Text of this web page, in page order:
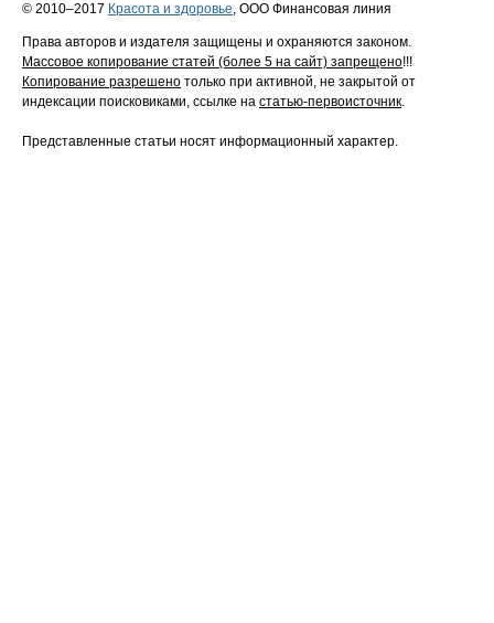
© 2010–2017 Красота и здоровье, ООО Финансовая линия
Права авторов и издателя защищены и охраняются законом.
Массовое копирование статей (более 5 на сайт) запрещено!!!
Копирование разрешено только при активной, не закрытой от
индексации поисковиками, ссылке на статью-первоисточник.
Представленные статьи носят информационный характер.